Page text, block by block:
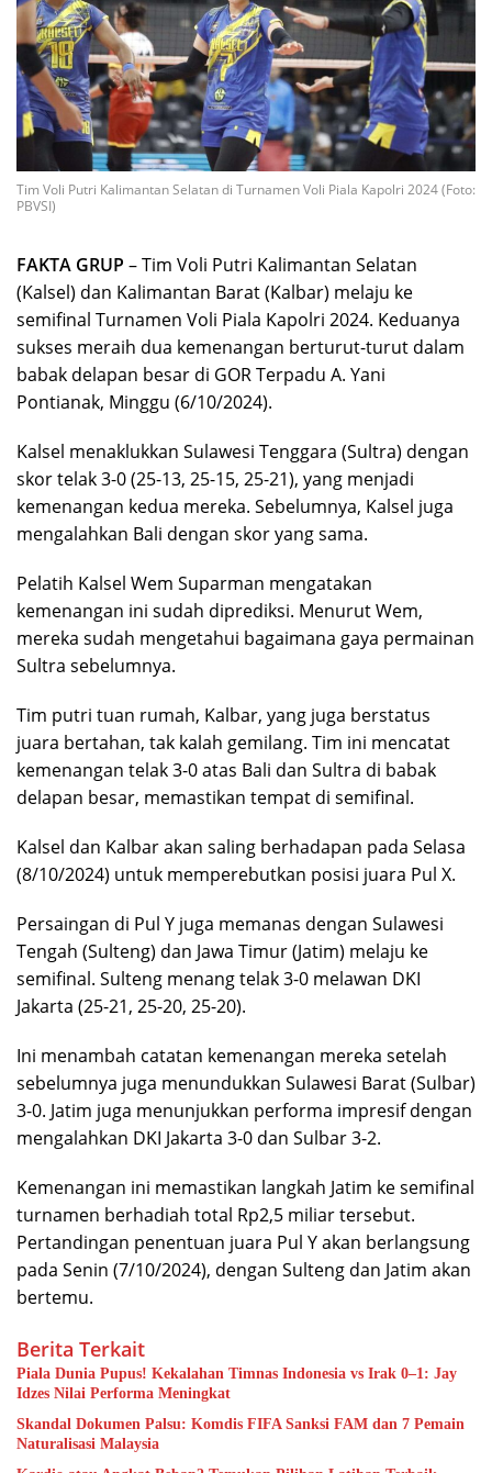
Tim Voli Putri Kalimantan Selatan di Turnamen Voli Piala Kapolri 2024 (Foto:
PBVSI)
FAKTA GRUP – Tim Voli Putri Kalimantan Selatan
(Kalsel) dan Kalimantan Barat (Kalbar) melaju ke
semifinal Turnamen Voli Piala Kapolri 2024. Keduanya
sukses meraih dua kemenangan berturut-turut dalam
babak delapan besar di GOR Terpadu A. Yani
Pontianak, Minggu (6/10/2024).
Kalsel menaklukkan Sulawesi Tenggara (Sultra) dengan
skor telak 3-0 (25-13, 25-15, 25-21), yang menjadi
kemenangan kedua mereka. Sebelumnya, Kalsel juga
mengalahkan Bali dengan skor yang sama.
Pelatih Kalsel Wem Suparman mengatakan
kemenangan ini sudah diprediksi. Menurut Wem,
mereka sudah mengetahui bagaimana gaya permainan
Sultra sebelumnya.
Tim putri tuan rumah, Kalbar, yang juga berstatus
juara bertahan, tak kalah gemilang. Tim ini mencatat
kemenangan telak 3-0 atas Bali dan Sultra di babak
delapan besar, memastikan tempat di semifinal.
Kalsel dan Kalbar akan saling berhadapan pada Selasa
(8/10/2024) untuk memperebutkan posisi juara Pul X.
Persaingan di Pul Y juga memanas dengan Sulawesi
Tengah (Sulteng) dan Jawa Timur (Jatim) melaju ke
semifinal. Sulteng menang telak 3-0 melawan DKI
Jakarta (25-21, 25-20, 25-20).
Ini menambah catatan kemenangan mereka setelah
sebelumnya juga menundukkan Sulawesi Barat (Sulbar)
3-0. Jatim juga menunjukkan performa impresif dengan
mengalahkan DKI Jakarta 3-0 dan Sulbar 3-2.
Kemenangan ini memastikan langkah Jatim ke semifinal
turnamen berhadiah total Rp2,5 miliar tersebut.
Pertandingan penentuan juara Pul Y akan berlangsung
pada Senin (7/10/2024), dengan Sulteng dan Jatim akan
bertemu.
Berita Terkait
Piala Dunia Pupus! Kekalahan Timnas Indonesia vs Irak 0–1: Jay
Idzes Nilai Performa Meningkat
Skandal Dokumen Palsu: Komdis FIFA Sanksi FAM dan 7 Pemain
Naturalisasi Malaysia